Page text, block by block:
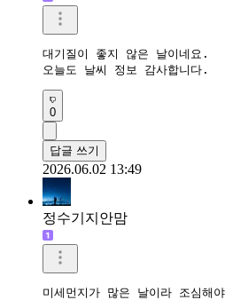
대기질이 좋지 않은 날이네요.
오늘도 날씨 정보 감사합니다.
0
답글 쓰기
2026.06.02 13:49
정수기지안맘
미세먼지가 많은 날이라 조심해